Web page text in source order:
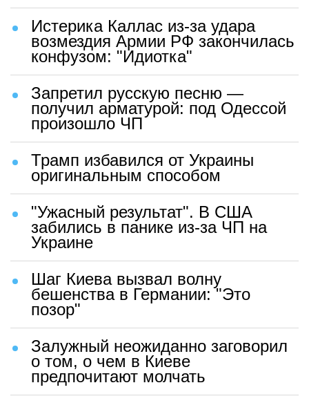
Истерика Каллас из-за удара
возмездия Армии РФ закончилась
конфузом: "Идиотка"
Запретил русскую песню —
получил арматурой: под Одессой
произошло ЧП
Трамп избавился от Украины
оригинальным способом
"Ужасный результат". В США
забились в панике из-за ЧП на
Украине
Шаг Киева вызвал волну
бешенства в Германии: "Это
позор"
Залужный неожиданно заговорил
о том, о чем в Киеве
предпочитают молчать